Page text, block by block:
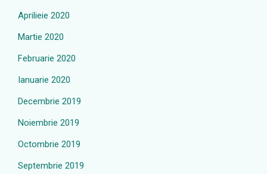
Aprilieie 2020
Martie 2020
Februarie 2020
Ianuarie 2020
Decembrie 2019
Noiembrie 2019
Octombrie 2019
Septembrie 2019